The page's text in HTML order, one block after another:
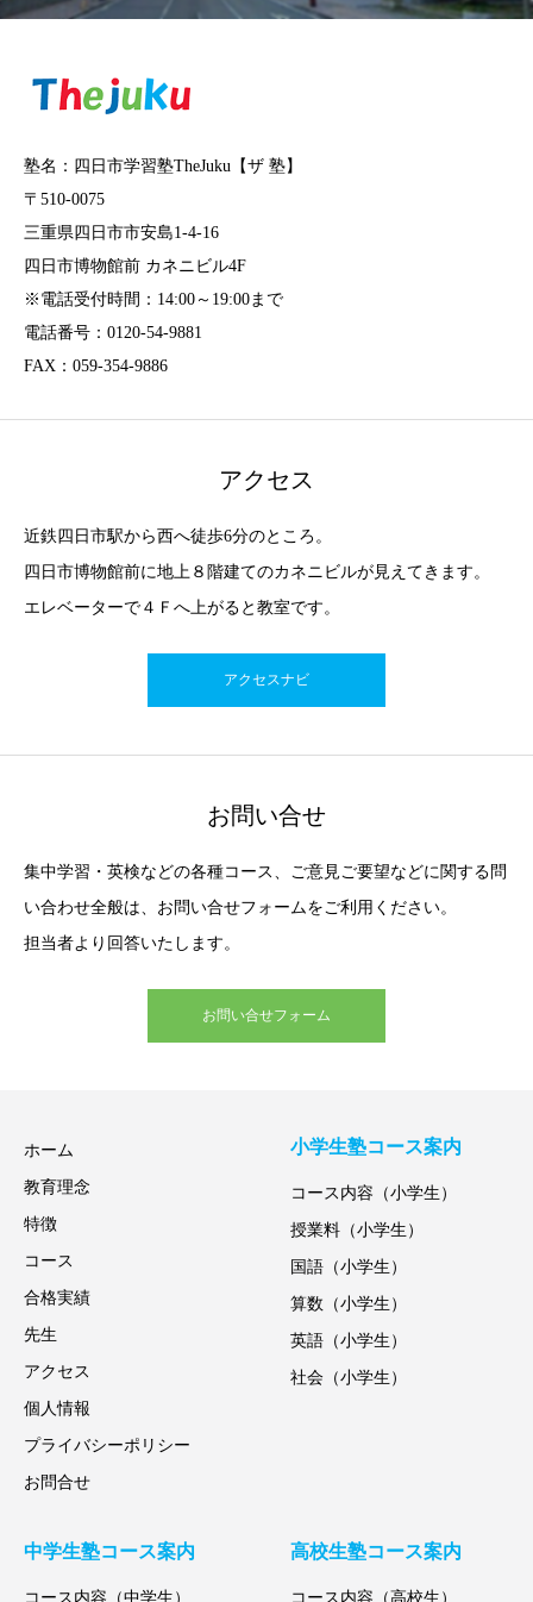
塾名：四日市学習塾TheJuku【ザ 塾】
〒510-0075
三重県四日市市安島1-4-16
四日市博物館前 カネニビル4F
※電話受付時間：14:00～19:00まで
電話番号：0120-54-9881
FAX：059-354-9886
アクセス
近鉄四日市駅から西へ徒歩6分のところ。
四日市博物館前に地上８階建てのカネニビルが見えてきます。
エレベーターで４Ｆへ上がると教室です。
アクセスナビ
お問い合せ
集中学習・英検などの各種コース、ご意見ご要望などに関する問
い合わせ全般は、お問い合せフォームをご利用ください。
担当者より回答いたします。
お問い合せフォーム
ホーム
教育理念
特徴
コース
合格実績
先生
アクセス
個人情報
プライバシーポリシー
お問合せ
小学生塾コース案内
コース内容（小学生）
授業料（小学生）
国語（小学生）
算数（小学生）
英語（小学生）
社会（小学生）
中学生塾コース案内
コース内容（中学生）
高校生塾コース案内
コース内容（高校生）